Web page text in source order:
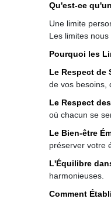
Qu'est-ce
Une limite
Les limites
Pourquoi les
Le Respect de
de vos besoins,
Le Respect
où chacun se
Le Bien-être
préserver votre
L'Équilibre
harmonieuses.
Comment